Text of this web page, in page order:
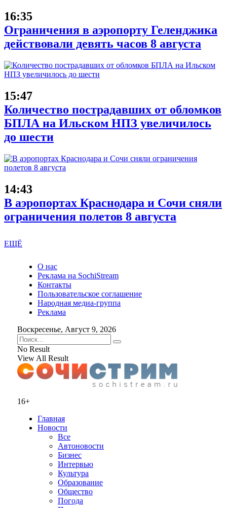
16:35
Ограничения в аэропорту Геленджика
действовали девять часов 8 августа
15:47
Количество пострадавших от обломков
БПЛА на Ильском НПЗ увеличилось
до шести
14:43
В аэропортах Краснодара и Сочи сняли
ограничения полетов 8 августа
ЕЩЁ
О нас
Реклама на SochiStream
Контакты
Пользовательское соглашение
Народная медиа-группа
Реклама
Воскресенье, Август 9, 2026
No Result
View All Result
16+
Главная
Новости
Все
Автоновости
Бизнес
Интервью
Культура
Образование
Общество
Погода